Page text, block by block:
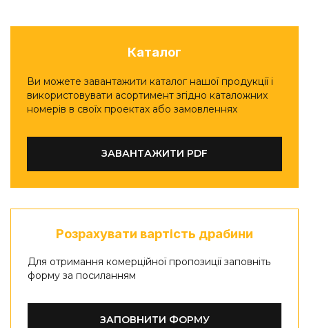
Каталог
Ви можете завантажити каталог нашої продукції і
використовувати асортимент згідно каталожних
номерів в своїх проектах або замовленнях
ЗАВАНТАЖИТИ PDF
Розрахувати вартість драбини
Для отримання комерційної пропозиції заповніть
форму за посиланням
ЗАПОВНИТИ ФОРМУ